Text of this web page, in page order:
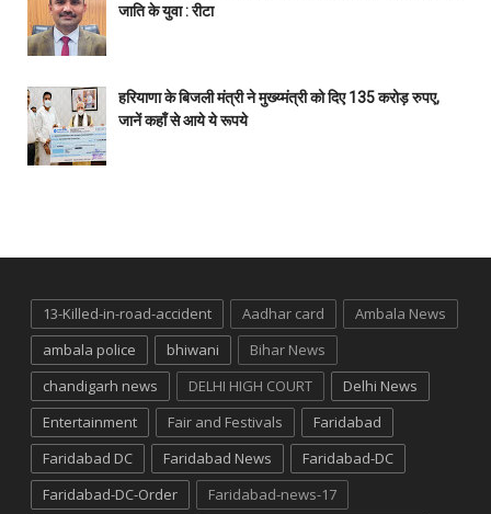
जाति के युवा : रीटा
हरियाणा के बिजली मंत्री ने मुख्य्मंत्री को दिए 135 करोड़ रुपए,
जानें कहाँ से आये ये रूपये
13-Killed-in-road-accident Aadhar card
Ambala News
ambala police
bhiwani
Bihar News
chandigarh news
DELHI HIGH COURT
Delhi News
Entertainment
Fair and Festivals
Faridabad
Faridabad DC
Faridabad News
Faridabad-DC
Faridabad-DC-Order
Faridabad-news-17